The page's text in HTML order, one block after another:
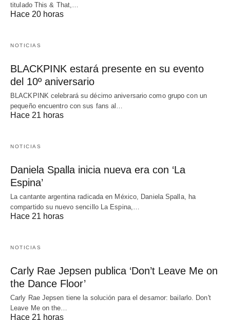
titulado This & That,…
Hace 20 horas
NOTICIAS
BLACKPINK estará presente en su evento
del 10º aniversario
BLACKPINK celebrará su décimo aniversario como grupo con un
pequeño encuentro con sus fans al…
Hace 21 horas
NOTICIAS
Daniela Spalla inicia nueva era con ‘La
Espina’
La cantante argentina radicada en México, Daniela Spalla, ha
compartido su nuevo sencillo La Espina,…
Hace 21 horas
NOTICIAS
Carly Rae Jepsen publica ‘Don’t Leave Me on
the Dance Floor’
Carly Rae Jepsen tiene la solución para el desamor: bailarlo. Don't
Leave Me on the…
Hace 21 horas